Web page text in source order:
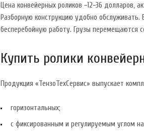
Цена конвейерных роликов −12−36
Разборную конструкцию удобно
бесперебойную работу. Грузы перемещаются
Купить ролики
Продукция «ТензоТехСервис» выпускает
горизонтальных;
с фиксированным и регулируемым углом